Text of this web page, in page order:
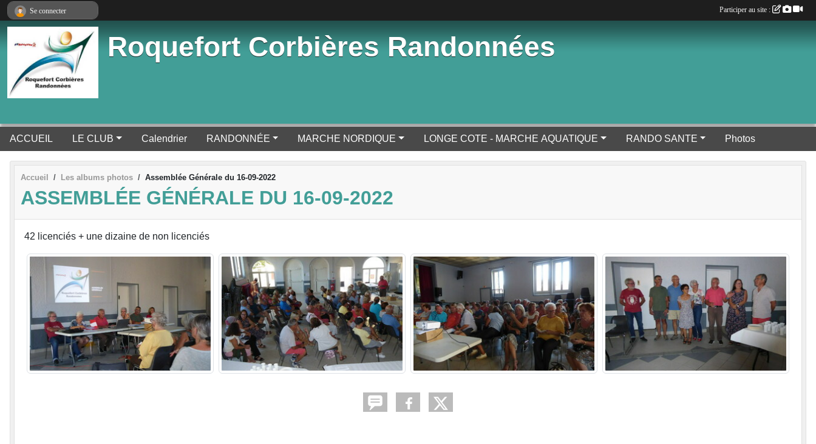
Roquefort Corbières Randonnées
ACCUEIL LE CLUB Calendrier RANDONNÉE MARCHE NORDIQUE LONGE COTE - MARCHE AQUATIQUE RANDO SANTE Photos
Accueil Les albums photos Assemblée Générale du 16-09-2022
ASSEMBLÉE GÉNÉRALE DU 16-09-2022
42 licenciés + une dizaine de non licenciés
Se connecter Participer au site :
Panneau de gestion des cookies